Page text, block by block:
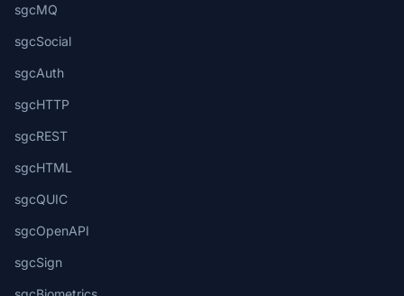
sgcMQ
sgcSocial
sgcAuth
sgcHTTP
sgcREST
sgcHTML
sgcQUIC
sgcOpenAPI
sgcSign